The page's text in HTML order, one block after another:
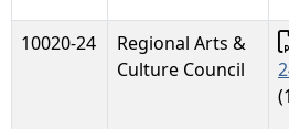
10020-24
Regional Arts &
Culture Council